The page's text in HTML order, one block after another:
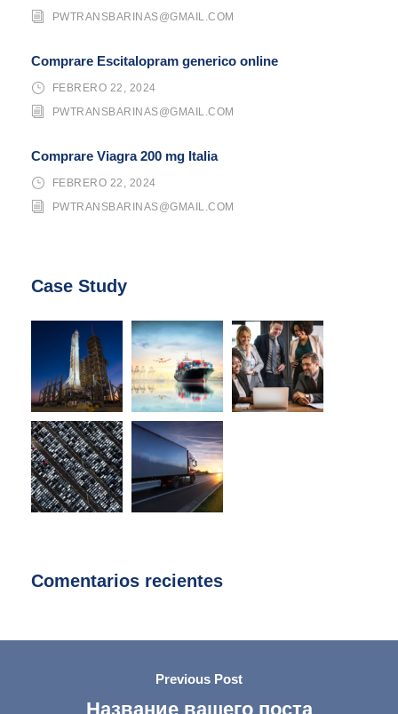
PWTRANSBARINAS@GMAIL.COM
Comprare Escitalopram generico online
FEBRERO 22, 2024
PWTRANSBARINAS@GMAIL.COM
Comprare Viagra 200 mg Italia
FEBRERO 22, 2024
PWTRANSBARINAS@GMAIL.COM
Case Study
Comentarios recientes
Previous Post
Название вашего поста